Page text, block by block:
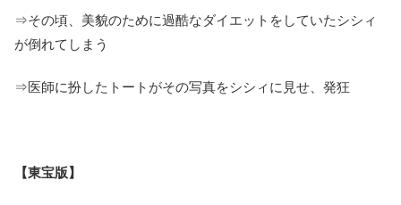
⇒その頃、美貌のために過酷なダイエットをしていたシシィ
が倒れてしまう
⇒医師に扮したトートがその写真をシシィに見せ、発狂
【東宝版】